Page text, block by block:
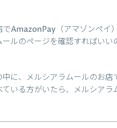
AmazonPay（アマゾンペイ
ルのページを確認すればいい
に、メルシアラムールのお
いる方がいたら、メルシアラ